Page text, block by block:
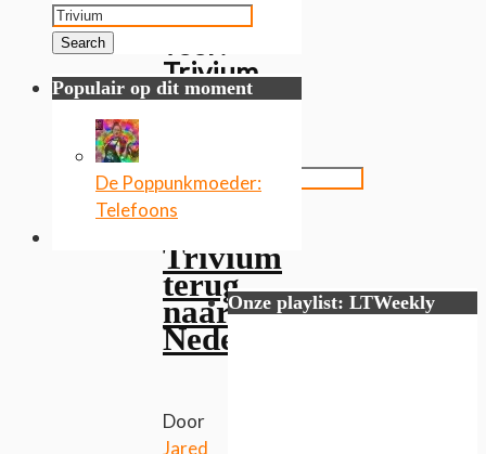
resultaten
Trivium
Search
Trivium
terug
naar
Nederland
Door
Jared
Search
Populair op dit moment
De Poppunkmoeder:
Telefoons
Onze playlist: LTWeekly